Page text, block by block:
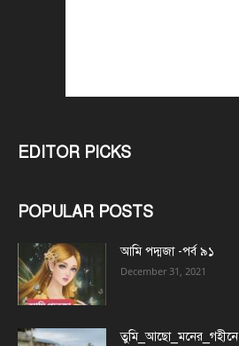
EDITOR PICKS
POPULAR POSTS
আমি পদ্মজা -পর্ব ৯১
December 31, 2021
তুমি_আছো_মনের_গহীনে